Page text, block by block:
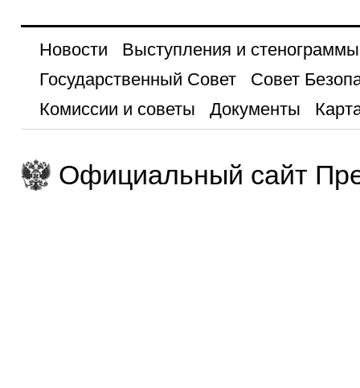
Новости
Выступления и стенограммы
Государственный Совет
Совет
Комиссии и советы
Документы
Официальный сайт